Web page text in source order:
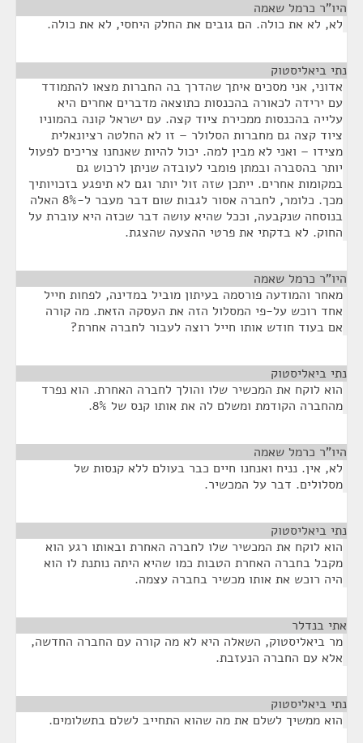
היו"ר כרמל שאמה
לא, לא את כולה. הם גובים את החלק היחסי, לא את כולה.
נתי ביאליסטוק
אדוני, אני מסכים איתך שהדרך בה החברות מצאו להתמודד
עם ירידה לכאורה בהכנסות כתוצאה מדברים אחרים היא
עלייה בהכנסות ממכירת ציוד קצה. עם ישראל קונה בהמוניו
ציוד קצה גם מחברות הסלולר – זו לא החלטה רציונאלית
מצידו – ואני לא מבין למה. יכול להיות שאנחנו צריכים לפעול
יותר בהסברה ובמתן פומבי לעובדה שניתן לרכוש גם
במקומות אחרים. ייתכן שזה זול יותר וגם לא תיפגע בזכויותיך
מכך. כלומר, לחברה אסור לגבות שום דבר מעבר ל-8% האלה
בנוסחה שנקבעה, וככל שהיא עושה דבר שכזה היא עוברת על
החוק. לא בדקתי את פרטי ההצעה שהצגת.
היו"ר כרמל שאמה
מאחר והמודעה פורסמה בעיתון מוביל במדינה, לפחות חייל
אחד רוכש על-פי המסלול הזה את העסקה הזאת. מה קורה
אם בעוד חודש אותו חייל רוצה לעבור לחברה אחרת?
נתי ביאליסטוק
הוא לוקח את המכשיר שלו והולך לחברה האחרת. הוא נפרד
מהחברה הקודמת ומשלם לה את אותו קנס של 8%.
היו"ר כרמל שאמה
לא, אין. נניח ואנחנו חיים כבר בעולם ללא קנסות של
מסלולים. דבר על המכשיר.
נתי ביאליסטוק
הוא לוקח את המכשיר שלו לחברה האחרת ובאותו רגע הוא
מקבל בחברה האחרת הטבות כמו שהיא היתה נותנת לו הוא
היה רוכש את אותו מכשיר בחברה עצמה.
אתי בנדלר
מר ביאליסטוק, השאלה היא לא מה קורה עם החברה החדשה,
אלא עם החברה הנעזבת.
נתי ביאליסטוק
הוא ממשיך לשלם את מה שהוא התחייב לשלם בתשלומים.